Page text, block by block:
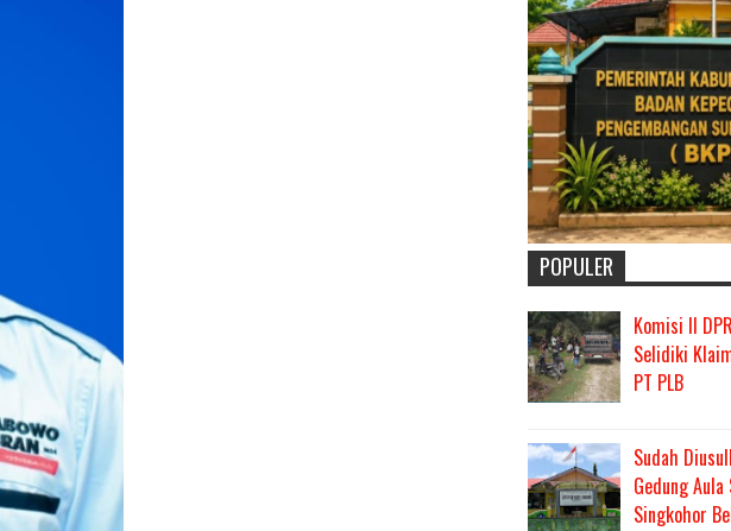
POPULER
Komisi II
Selidiki
PT PLB
Sudah
Gedung
Singkohor